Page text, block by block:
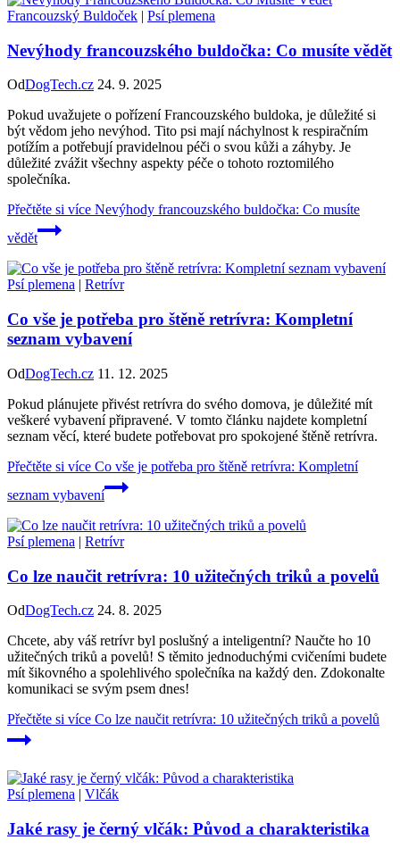
Francouzský Buldoček | Psí plemena
Nevýhody francouzského buldočka: Co musíte vědět
OdDogTech.cz 24. 9. 2025
Pokud uvažujete o pořízení Francouzského buldoka, je důležité si
být vědom jeho nevýhod. Tito psi mají náchylnost k respiračním
potížím a potřebují pravidelnou péči o svou kůži a záhyby. Je
důležité zvážit všechny aspekty péče o tohoto roztomilého
společníka.
Přečtěte si více Nevýhody francouzského buldočka: Co musíte
vědět
Psí plemena | Retrívr
Co vše je potřeba pro štěně retrívra: Kompletní
seznam vybavení
OdDogTech.cz 11. 12. 2025
Pokud plánujete přivést retrívra do svého domova, je důležité mít
veškeré vybavení připravené. V tomto článku najdete kompletní
seznam věcí, které budete potřebovat pro spokojené štěně retrívra.
Přečtěte si více Co vše je potřeba pro štěně retrívra: Kompletní
seznam vybavení
Psí plemena | Retrívr
Co lze naučit retrívra: 10 užitečných triků a povelů
OdDogTech.cz 24. 8. 2025
Chcete, aby váš retrívr byl poslušný a inteligentní? Naučte ho 10
užitečných triků a povelů! S těmito jednoduchými cvičeními budete
mít šikovného a spolehlivého společníka na každý den. Zdokonalte
komunikaci se svým psem dnes!
Přečtěte si více Co lze naučit retrívra: 10 užitečných triků a povelů
Psí plemena | Vlčák
Jaké rasy je černý vlčák: Původ a charakteristika